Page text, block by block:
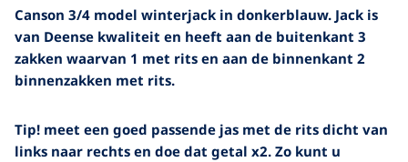
Canson 3/4 model winterjack in donkerblauw. Jack is
van Deense kwaliteit en heeft aan de buitenkant 3
zakken waarvan 1 met rits en aan de binnenkant 2
binnenzakken met rits.
Tip! meet een goed passende jas met de rits dicht van
links naar rechts en doe dat getal x2. Zo kunt u